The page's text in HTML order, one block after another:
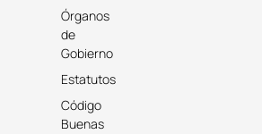
Órganos
de
Gobierno
Estatutos
Código
Buenas